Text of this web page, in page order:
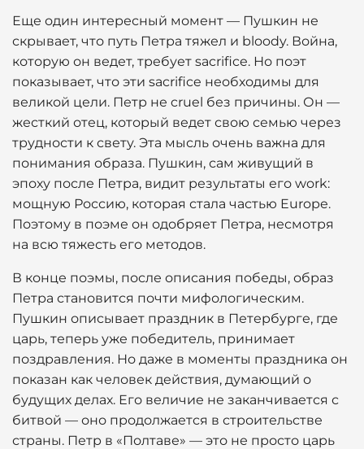
Еще один интересный момент — Пушкин не
скрывает, что путь Петра тяжел и bloody. Война,
которую он ведет, требует sacrifice. Но поэт
показывает, что эти sacrifice необходимы для
великой цели. Петр не cruel без причины. Он —
жесткий отец, который ведет свою семью через
трудности к свету. Эта мысль очень важна для
понимания образа. Пушкин, сам живущий в
эпоху после Петра, видит результаты его work:
мощную Россию, которая стала частью Europe.
Поэтому в поэме он одобряет Петра, несмотря
на всю тяжесть его методов.
В конце поэмы, после описания победы, образ
Петра становится почти мифологическим.
Пушкин описывает праздник в Петербурге, где
царь, теперь уже победитель, принимает
поздравления. Но даже в моменты праздника он
показан как человек действия, думающий о
будущих делах. Его величие не заканчивается с
битвой — оно продолжается в строительстве
страны. Петр в «Полтаве» — это не просто царь